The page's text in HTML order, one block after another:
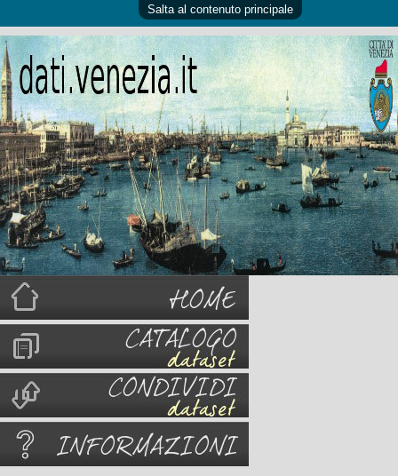
Salta al contenuto principale